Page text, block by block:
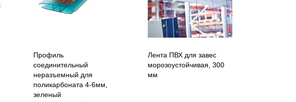
Профиль
соединительный
неразъемный для
поликарбоната 4-6мм,
зеленый
Лента ПВХ для завес
морозоустойчивая, 300
мм